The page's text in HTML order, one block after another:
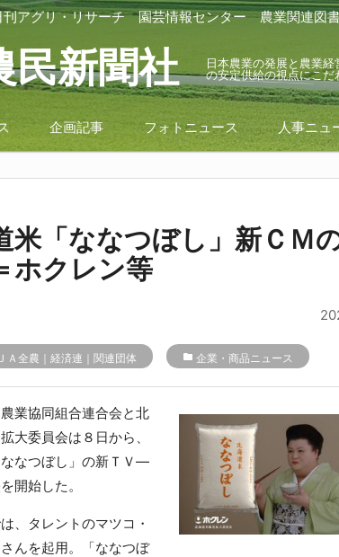
刊アグリ・リサーチ 園芸情報センター 農業関連図
民新聞社
日本農業の発展と農業
の安定供給の視点にこだ
企画記事 フォトニュース 人事ニュ
米「ななつぼし」新ＣＭ
ホクレン等
ＪＡ全農｜経済連｜関連団体 folder 企業・商品ニュース
業協同組合連合会と北
大委員会は８日から、
なつぼし」の新ＴＶ―
開始した。
、タレントのマツコ・
んを起用。「ななつぼ